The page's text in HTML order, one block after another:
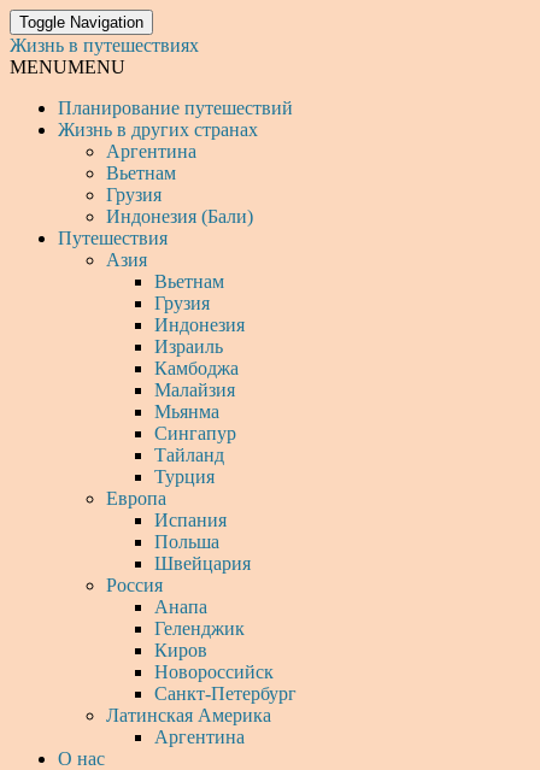
Toggle Navigation
Жизнь в путешествиях
MENUMENU
Планирование путешествий
Жизнь в других странах
Аргентина
Вьетнам
Грузия
Индонезия (Бали)
Путешествия
Азия
Вьетнам
Грузия
Индонезия
Израиль
Камбоджа
Малайзия
Мьянма
Сингапур
Тайланд
Турция
Европа
Испания
Польша
Швейцария
Россия
Анапа
Геленджик
Киров
Новороссийск
Санкт-Петербург
Латинская Америка
Аргентина
О нас